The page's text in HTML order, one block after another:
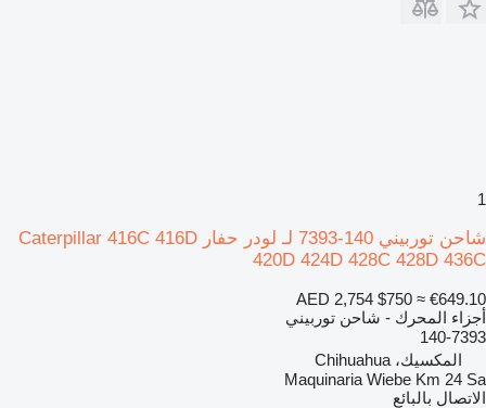
1
شاحن توربيني 140-7393 لـ لودر حفار Caterpillar 416C 416D
420D 424D 428C 428D 436C
AED 2,754 $750 ≈ €649.10
أجزاء المحرك - شاحن توربيني
140-7393
المكسيك، Chihuahua
Maquinaria Wiebe Km 24 Sa
الاتصال بالبائع